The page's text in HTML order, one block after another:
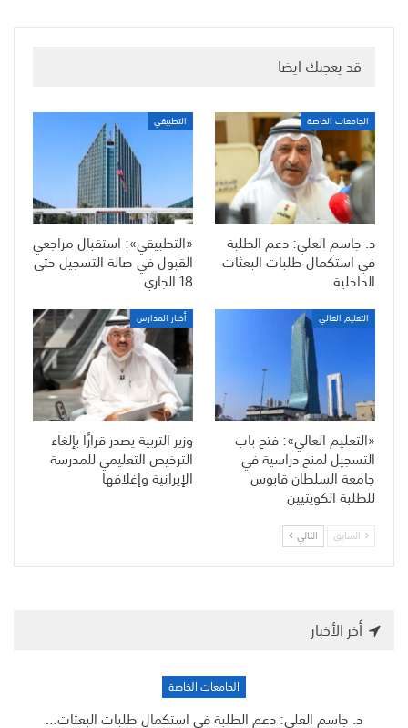
قد يعجبك ايضا
الجامعات الخاصة
د. جاسم العلي: دعم الطلبة
في استكمال طلبات البعثات
الداخلية
التطبيقي
«التطبيقي»: استقبال مراجعي
القبول في صالة التسجيل حتى
18 الجاري
التعليم العالي
«التعليم العالي»: فتح باب
التسجيل لمنح دراسية في
جامعة السلطان قابوس
للطلبة الكويتيين
أخبار المدارس
وزير التربية يصدر قرارًا بإلغاء
الترخيص التعليمي للمدرسة
الإيرانية وإغلاقها
السابق التالي
أخر الأخبار
الجامعات الخاصة
د. جاسم العلي: دعم الطلبة في استكمال طلبات البعثات…